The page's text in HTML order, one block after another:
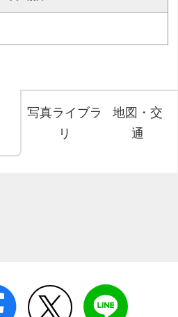
写真ライブラ
リ
地図・交
通